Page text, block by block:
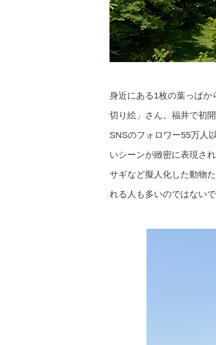
身近にある1枚の葉っぱ
切り絵」さん。福井で初
SNSのフォロワー55万人
いシーンが緻密に表現さ
サギなど擬人化した動物
れる人も多いのではないで